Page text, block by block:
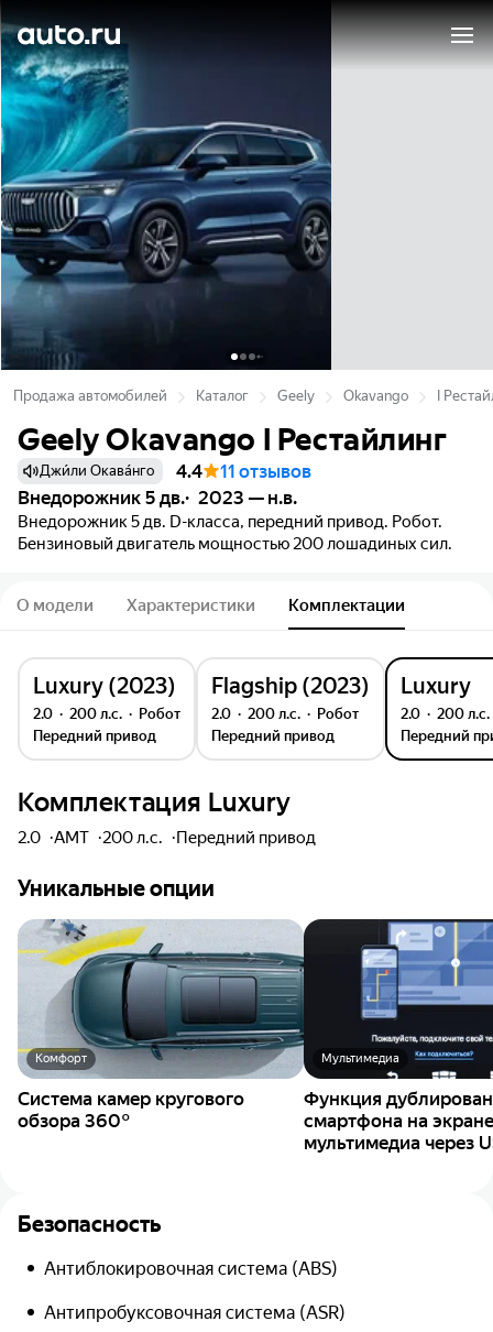
Продажа автомобилей Каталог Geely Okavango I
Geely Okavango I Рестайлинг
Джи́ли Окава́нго 4.4
11 отзывов
Внедорожник 5 дв. 2023 — н.в.
Внедорожник 5 дв. D-класса, передний привод. Робот.
Бензиновый двигатель мощностью 200 лошадиных сил.
О модели Характеристики Комплектации
Luxury (2023)
2.0 200 л.с.
робот
передний привод
Flagship (2023)
2.0 200 л.с.
робот
передний привод
Luxury
2.0
200 л.с.
передний
Комплектация Luxury
2.0 AMT 200 л.с. передний привод
Уникальные опции
Комфорт
Система камер кругового
обзора 360°
Мультимедиа
Функция
смартфона на экране
мультимедиa через
Безопасность
Антиблокировочная система (ABS)
Антипробуксовочная система (ASR)